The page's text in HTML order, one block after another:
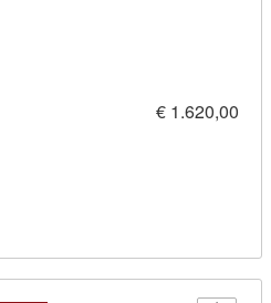
€ 1.620,00